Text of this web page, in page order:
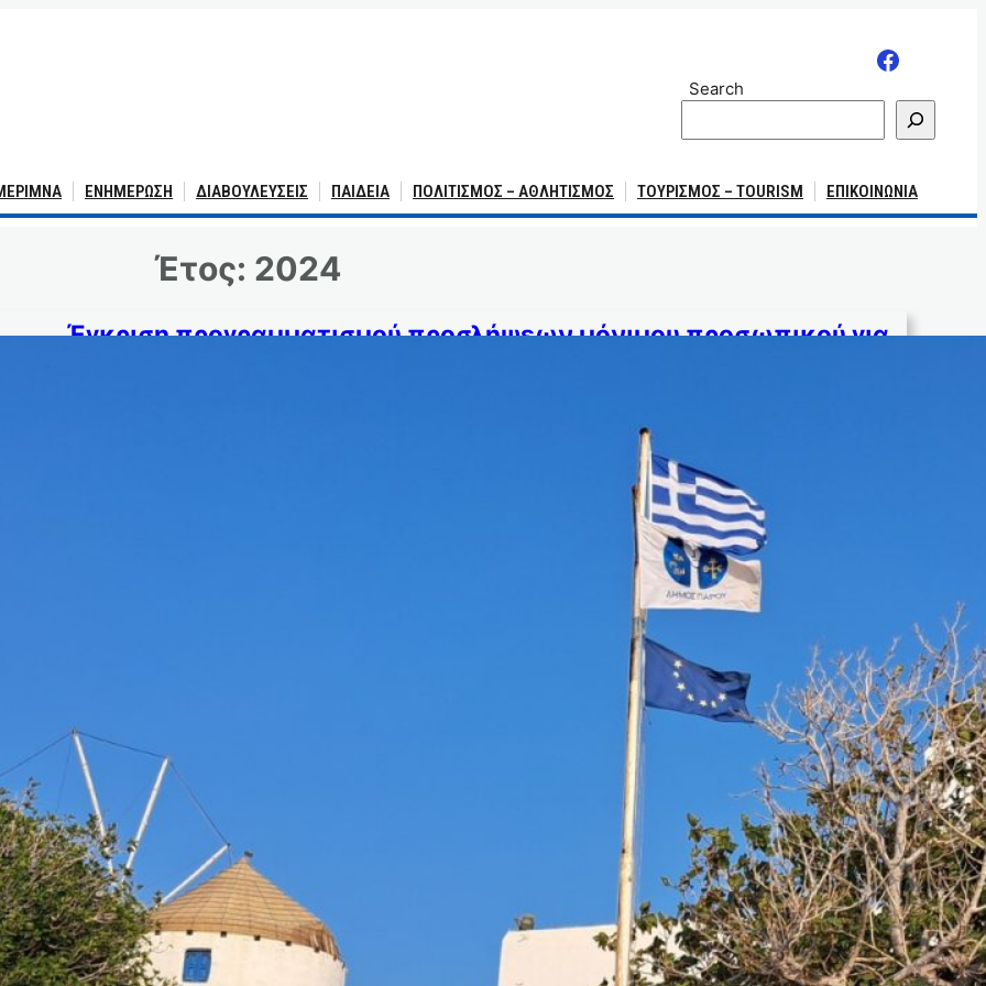
Search
ΕΝΗΜΕΡΩΣΗ ΔΙΑΒΟΥΛΕΥΣΕΙΣ ΠΑΙΔΕΙΑ ΠΟΛΙΤΙΣΜΟΣ – ΑΘΛΗΤΙΣΜΟΣ ΤΟΥΡΙΣΜΟΣ – TOURISM ΕΠΙΚΟΙΝΩΝΙΑ
Έτος: 2024
Έγκριση προγραμματισμού προσλήψεων μόνιμου προσωπικού για
ΕΛΛΗΝΙΚΗ ΔΗΜΟΚΡΑΤΙΑ ΝΟΜΟΣ ΚΥΚΛΑΔΩΝ ΔΗΜΟΣ ΠΑΡΟΥ Γραφείο Τύπου Πάρος, 11 Δεκεμβρίου
2024 ΔΕΛΤΙΟ ΤΥΠΟΥ Έγκριση προγραμματισμού προσλήψεων μόνιμου προσωπικού για το 2025 Είμαστε
στην ευχάριστη θέση να ενημερώσουμε τους συμπατριώτες…